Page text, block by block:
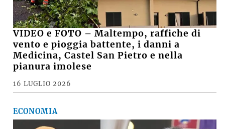
VIDEO e FOTO – Maltempo, raffiche di
vento e pioggia battente, i danni a
Medicina, Castel San Pietro e nella
pianura imolese
16 LUGLIO 2026
ECONOMIA